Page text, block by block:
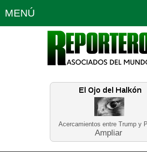
Acercamientos entre Trump y
Ampliar
MENÚ
Política Opinión
Planeta Tierra
Educación Neira